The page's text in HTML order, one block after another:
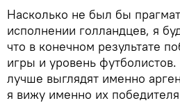
Насколько не был бы
исполнении голландцев, я
что в конечном результате
игры и уровень
лучше выглядят именно
я вижу именно их